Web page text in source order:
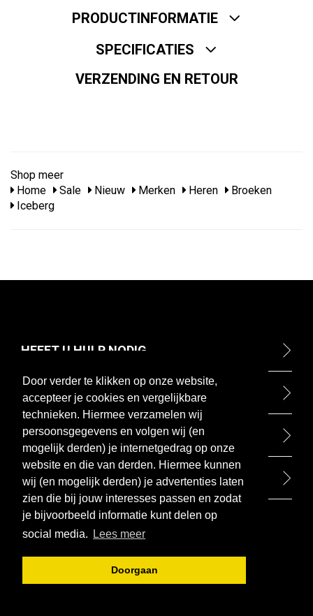
Door verder te klikken op onze website,
accepteer je cookies en vergelijkbare
technieken. Hiermee verzamelen wij
persoonsgegevens en volgen wij (en
mogelijk derden) je internetgedrag op onze
website en die van derden. Hiermee kunnen
wij (en mogelijk derden) je advertenties laten
zien die bij jouw interesses passen en zodat
je bijvoorbeeld informatie kunt delen op
social media.
Lees meer
Doorgaan
PRODUCTINFORMATIE
SPECIFICATIES
VERZENDING EN RETOUR
Shop meer
Home
Sale Nieuw Merken Heren
Broeken
Iceberg
HEEFT U HULP NODIG
ONTDEK
BETAALMETHODEN
BEZOEK ONZE WINKEL